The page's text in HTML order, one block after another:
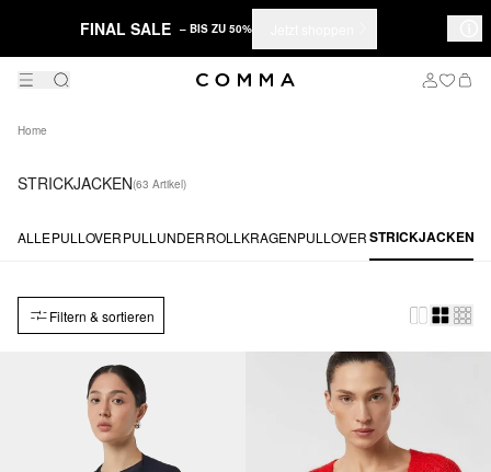
FINAL SALE – BIS ZU 50%
Home
STRICKJACKEN(63 Artikel)
ALLEPULLOVERPULLUNDERROLLKRAGENPULLOVERSTRICKJACKEN
Filtern & sortieren